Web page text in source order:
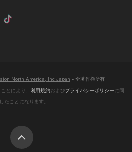
North America, Inc Japan - 全著作権所有
とにより、 利用規約およびプライバシーポリシーに同
たことになります。